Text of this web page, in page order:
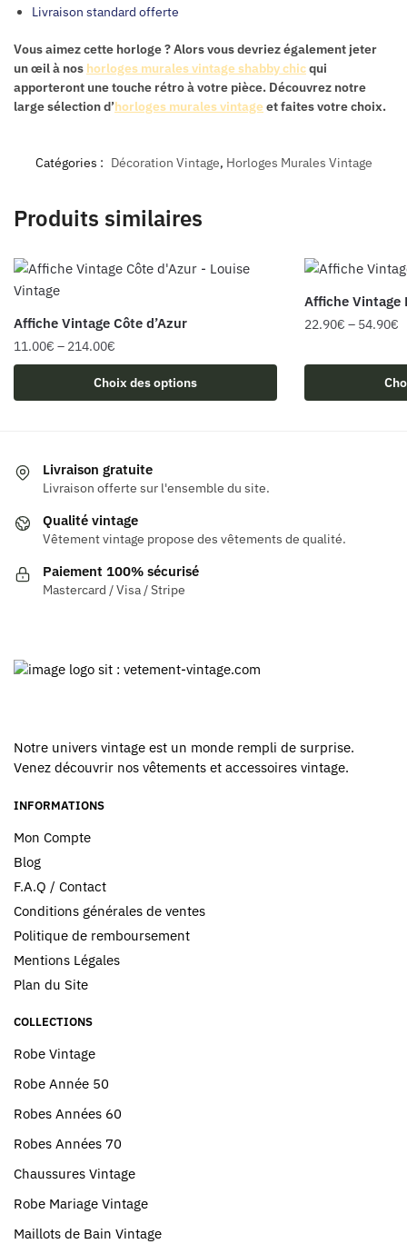
Livraison standard offerte
Vous aimez cette horloge ? Alors vous devriez également jeter
un œil à nos horloges murales vintage shabby chicqui
apporteront une touche rétro à votre pièce. Découvrez notre
large sélection d’horloges murales vintageet faites votre choix.
Catégories : Décoration Vintage, Horloges Murales Vintage
Produits similaires
Affiche Vintage Côte d’Azur
11.00€ – 214.00€
Choix des options
produit
variations.
Les
peuvent
choisies
du
produit
Affiche Vintage
22.90€ – 54.90€
a
choisies
Livraison gratuite
Livraison offerte sur l'ensemble du site.
Qualité vintage
Vêtement vintage propose des vêtements de qualité.
Paiement 100% sécurisé
Mastercard / Visa / Stripe
Notre univers vintage est un monde rempli de surprise.
Venez découvrir nos vêtements et accessoires vintage.
INFORMATIONS
Mon Compte
Blog
F.A.Q / Contact
Conditions générales de ventes
Politique de remboursement
Mentions Légales
Plan du Site
COLLECTIONS
Robe Vintage
Robe Année 50
Robes Années 60
Robes Années 70
Chaussures Vintage
Robe Mariage Vintage
Maillots de Bain Vintage